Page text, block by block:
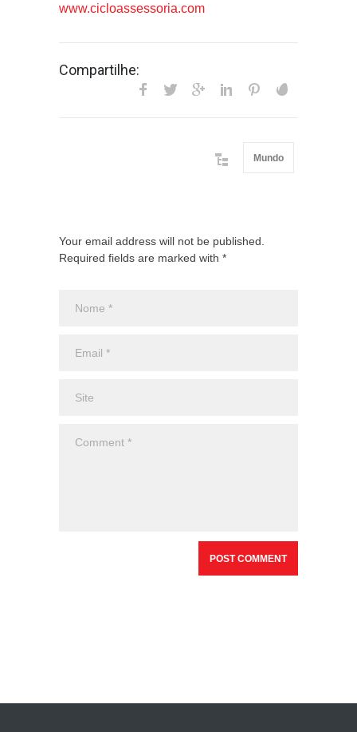
www.cicloassessoria.com
Compartilhe:
Mundo
Your email address will not be published.
Required fields are marked with *